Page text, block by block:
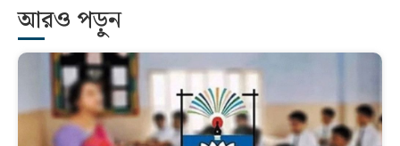
আরও পড়ুন